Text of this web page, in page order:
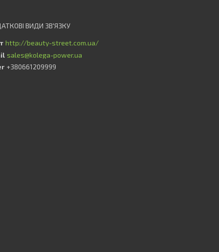
http://beauty-street.com.ua/
sales@kolega-power.ua
+380661209999